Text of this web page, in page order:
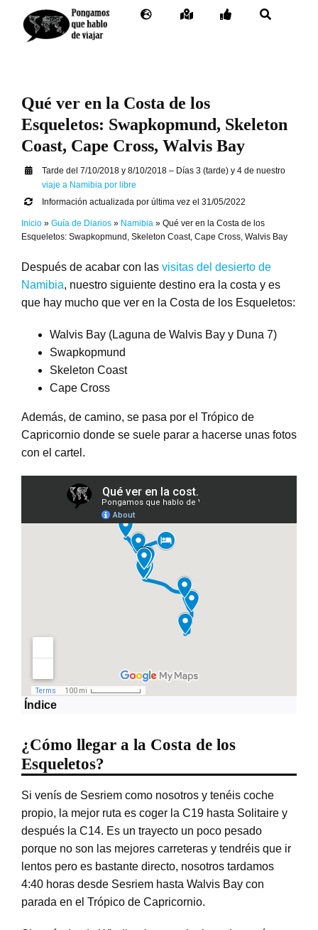
contenido
Toggle
Inicio
Buceo
Contacto
Toggle
Itinerario por días
Toggle
– Instagram
Toggle
Qué ver en la Costa de los
Esqueletos: Swapkopmund, Skeleton
Coast, Cape Cross, Walvis Bay
Tarde del 7/10/2018 y 8/10/2018 – Días 3 (tarde) y 4 de nuestro
viaje a Namibia por libre
Información actualizada por última vez el 31/05/2022
Inicio» Guía de Diarios» Namibia » Qué ver en la Costa de los
Esqueletos: Swapkopmund, Skeleton Coast, Cape Cross, Walvis Bay
Después de acabar con las visitas del desierto de
Namibia, nuestro siguiente destino era la costa y es
que hay mucho que ver en la Costa de los Esqueletos:
Walvis Bay (Laguna de Walvis Bay y Duna 7)
Swapkopmund
Skeleton Coast
Cape Cross
Además, de camino, se pasa por el Trópico de
Capricornio donde se suele parar a hacerse unas fotos
con el cartel.
Índice
¿Cómo llegar a la Costa de los
Esqueletos?
Si venís de Sesriem como nosotros y tenéis coche
propio, la mejor ruta es coger la C19 hasta Solitaire y
después la C14. Es un trayecto un poco pesado
porque no son las mejores carreteras y tendréis que ir
lentos pero es bastante directo, nosotros tardamos
4:40 horas desde Sesriem hasta Walvis Bay con
parada en el Trópico de Capricornio.